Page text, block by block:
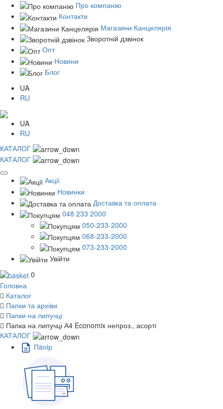
Про компанію
Контакти
Магазини Канцелярія
Зворотній дзвінок
Опт
Новини
Блог
UA
RU
UA
RU
КАТАЛОГ
КАТАЛОГ
Акції
Новинки
Доставка та оплата
048 233 2000
050-233-2000
068-233-2000
073-233-2000
Увійти
0
Головна
Каталог
Папки та архіви
Папки на липучці
Папка на липучці А4 Economix непроз., асорті
КАТАЛОГ
Пaпiр